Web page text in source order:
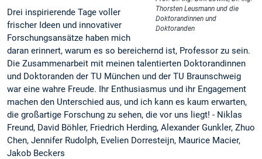
Thorsten Leusmann und die
Doktorandinnen und
Doktoranden
Drei inspirierende Tage voller
frischer Ideen und innovativer
Forschungsansätze haben mich
daran erinnert, warum es so bereichernd ist, Professor zu sein.
Die Zusammenarbeit mit meinen talentierten Doktorandinnen
und Doktoranden der TU München und der TU Braunschweig
war eine wahre Freude. Ihr Enthusiasmus und ihr Engagement
machen den Unterschied aus, und ich kann es kaum erwarten,
die großartige Forschung zu sehen, die vor uns liegt! - Niklas
Freund, David Böhler, Friedrich Herding, Alexander Gunkler, Zhuo
Chen, Jennifer Rudolph, Evelien Dorresteijn, Maurice Macier,
Jakob Beckers